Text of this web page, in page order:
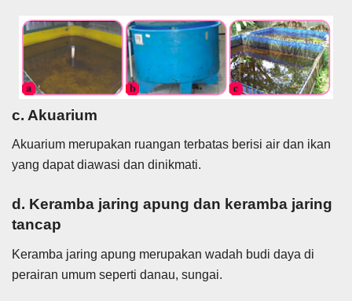
c. Akuarium
Akuarium merupakan ruangan terbatas berisi air dan ikan
yang dapat diawasi dan dinikmati.
d. Keramba jaring apung dan keramba jaring
tancap
Keramba jaring apung merupakan wadah budi daya di
perairan umum seperti danau, sungai.